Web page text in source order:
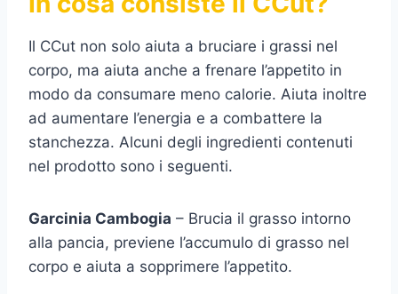
Il CCut non solo aiuta a bruciare i grassi nel
corpo, ma aiuta anche a frenare l’appetito in
modo da consumare meno calorie. Aiuta inoltre
ad aumentare l’energia e a combattere la
stanchezza. Alcuni degli ingredienti contenuti
nel prodotto sono i seguenti.
Garcinia Cambogia – Brucia il grasso intorno
alla pancia, previene l’accumulo di grasso nel
corpo e aiuta a sopprimere l’appetito.